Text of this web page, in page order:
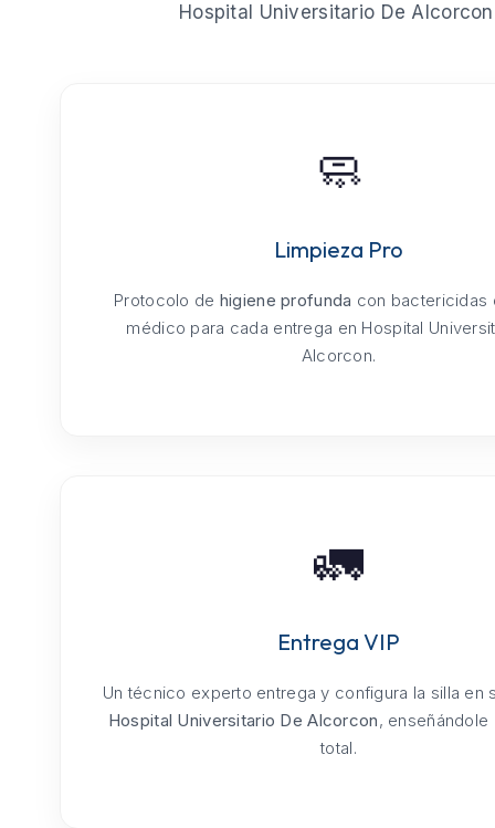
Hospital Universitario De Alcorcon
🧼
Limpieza Pro
Protocolo de higiene profunda con bactericidas
médico para cada entrega en Hospital
Alcorcon.
🚛
Entrega VIP
Un técnico experto entrega y configura la silla en
Hospital Universitario De Alcorcon, enseñándole
total.